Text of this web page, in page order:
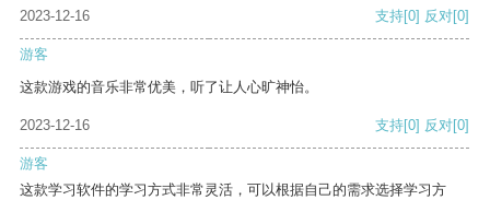
2023-12-16
支持[0] 反对[0]
游客
这款游戏的音乐非常优美，听了让人心旷神怡。
2023-12-16 支持[0] 反对[0]
游客
这款学习软件的学习方式非常灵活，可以根据自己的需求选择学习方